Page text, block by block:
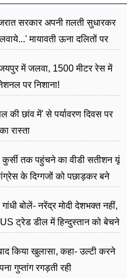
सरकार अपनी ग़लती सुधारकर
मायावती ऊना दलितों पर
में जलवा, 1500 मीटर रेस में
पर निशाना!
की छांव में' से पर्यावरण दिवस पर
रास्ता
तक पहुंचने का वीडी सतीशन यूं
के दिग्गजों को पछाड़कर बने
बोलें- नरेंद्र मोदी देशभक्त नहीं,
US ट्रेड डील में हिन्दुस्तान को बेचने
किया खुलासा, कहा- उल्टी करने
गुप्तांग रगड़ती रही